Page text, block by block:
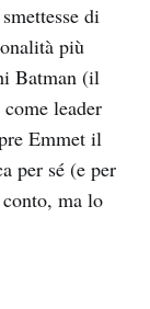
di
più
Batman (il
leader
Emmet il
per sé (e per
ma lo